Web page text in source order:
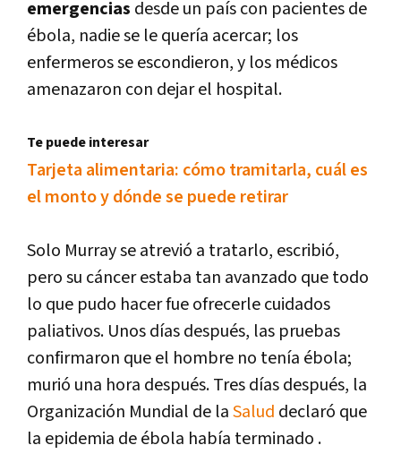
emergencias desde un país con pacientes de
ébola, nadie se le quería acercar; los
enfermeros se escondieron, y los médicos
amenazaron con dejar el hospital.
Te puede interesar
Tarjeta alimentaria: cómo tramitarla, cuál es
el monto y dónde se puede retirar
Solo Murray se atrevió a tratarlo, escribió,
pero su cáncer estaba tan avanzado que todo
lo que pudo hacer fue ofrecerle cuidados
paliativos. Unos días después, las pruebas
confirmaron que el hombre no tenía ébola;
murió una hora después. Tres días después, la
Organización Mundial de laSalud declaró que
la epidemia de ébola había terminado .